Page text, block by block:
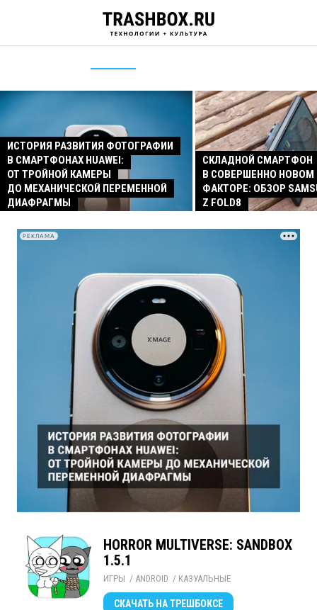
ИСТОРИЯ РАЗВИТИЯ ФОТОГРАФИИ
В СМАРТФОНАХ HUAWEI:
ОТ ТРОЙНОЙ КАМЕРЫ
ДО МЕХАНИЧЕСКОЙ ПЕРЕМЕННОЙ
ДИАФРАГМЫ
СКЛАДНОЙ СМАРТФОН
В СОВЕРШЕННО
ФАКТОРЕ: ОБЗОР
Z FOLD8
РЕКЛАМА
HORROR MULTIVERSE: SANDBOX
1.5.1
ИГРЫ / ANDROID / КАЗУАЛЬНЫЕ
СКАЧАТЬ НА ТРЕШБОКСЕ